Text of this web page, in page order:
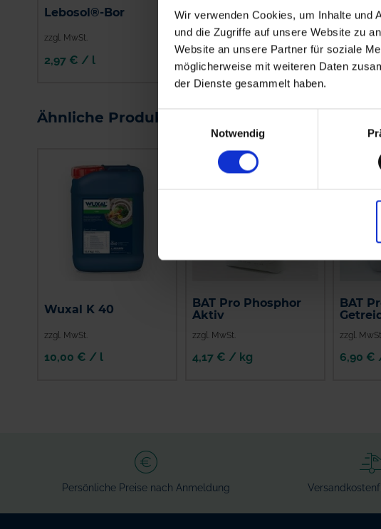
Wir verwenden Cookies, um Inhalte und
und die Zugriffe auf unsere Website zu
Website an unsere Partner für soziale
möglicherweise mit weiteren Daten
der Dienste gesammelt haben.
Notwendig
Lebosol®-Bor
zzgl. MwSt.
2,97 € / l
Anhydrat
zzgl. MwSt.
2,00 € / kg
IN DEN
Zink
zzgl.
Ähnliche Produkte
Wuxal K 40
zzgl. MwSt.
10,00 € / l
BAT Pro Phosphor
Aktiv
zzgl. MwSt.
4,17 € / kg
BAT
zzgl. MwSt.
6,90 €
Persönliche Preise nach Anmeldung